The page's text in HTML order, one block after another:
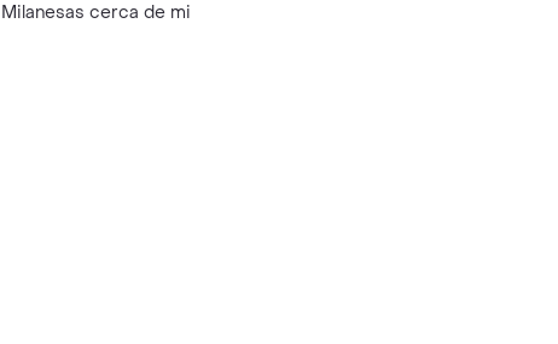
Milanesas cerca de mi